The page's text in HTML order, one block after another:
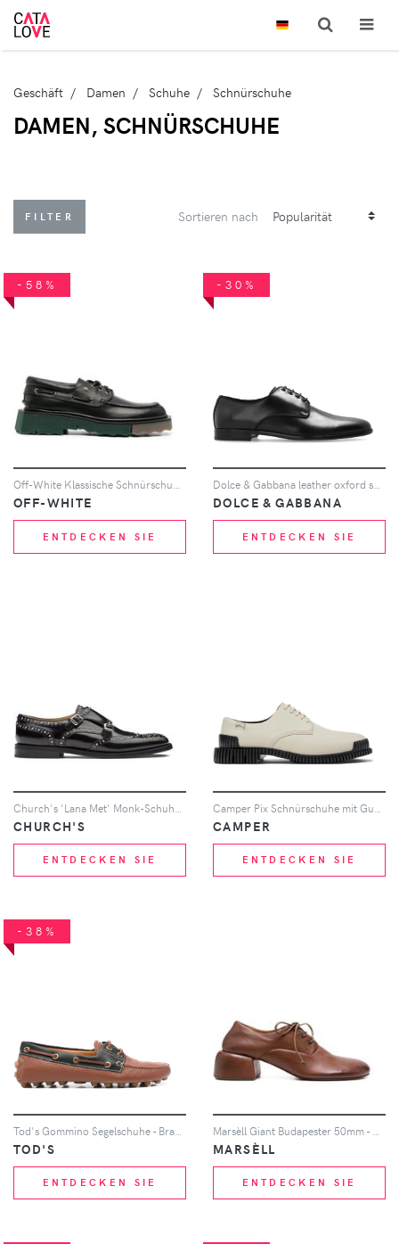
Geschäft Damen Schuhe Schnürschuhe
DAMEN, SCHNÜRSCHUHE
FILTER Sortieren nach
-58%
Off-White Klassische Schnürschuhe - Schwarz
OFF-WHITE
ENTDECKEN SIE
-30%
Dolce & Gabbana leather oxford shoes - Schwarz
DOLCE & GABBANA
ENTDECKEN SIE
CHURCH'S
ENTDECKEN SIE
CAMPER
ENTDECKEN SIE
-38%
TOD'S
ENTDECKEN SIE
MARSÈLL
ENTDECKEN SIE